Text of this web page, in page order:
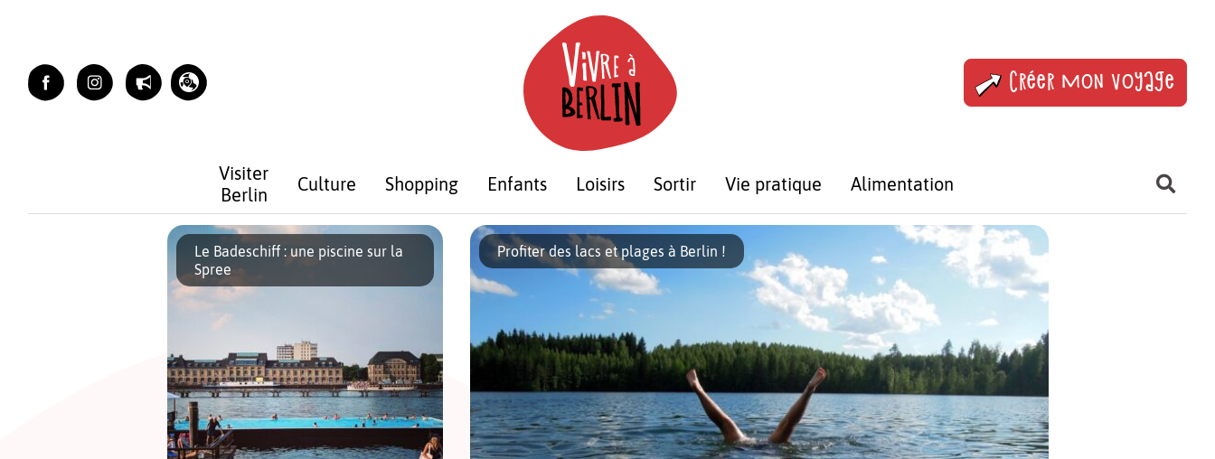
Créer mon voyage
Visiter
Berlin
Culture Shopping Enfants Loisirs Sortir Vie pratique Alimentation
Le Badeschiff : une piscine sur la
Spree
Profiter des lacs et plages à Berlin !